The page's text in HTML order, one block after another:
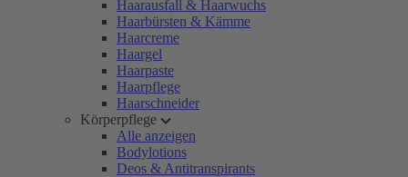
Haarausfall & Haarwuchs
Haarbürsten & Kämme
Haarcreme
Haargel
Haarpaste
Haarpflege
Haarschneider
Körperpflege
Alle anzeigen
Bodylotions
Deos & Antitranspirants